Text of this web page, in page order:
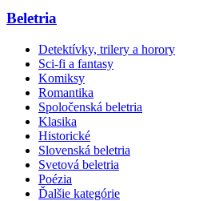
Beletria
Detektívky, trilery a horory
Sci-fi a fantasy
Komiksy
Romantika
Spoločenská beletria
Klasika
Historické
Slovenská beletria
Svetová beletria
Poézia
Ďalšie kategórie